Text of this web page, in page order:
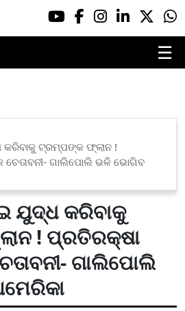
☰
କରିବାକୁ ଟ୍ରମ୍ପଙ୍କ ଫ୍ଲାନ !
ଚେତାବନୀ- ଗାଲିପୋଲି ଭଳି ଭୋଗିବ
ଯୁଦ୍ଧ କରିବାକୁ
! ପ୍ରତିରକ୍ଷା
ଗାଲିପୋଲି